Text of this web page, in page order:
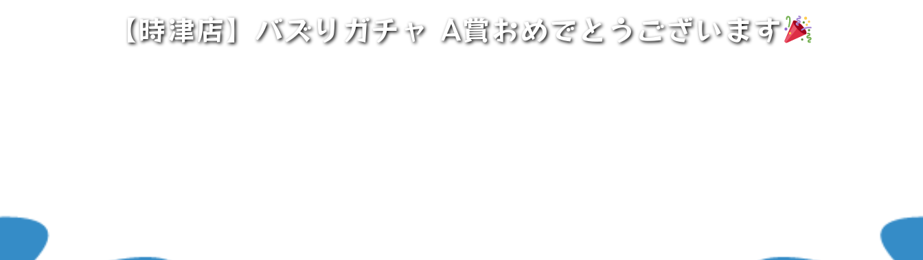
【時津店】バズりガチャ A賞おめでとうございます